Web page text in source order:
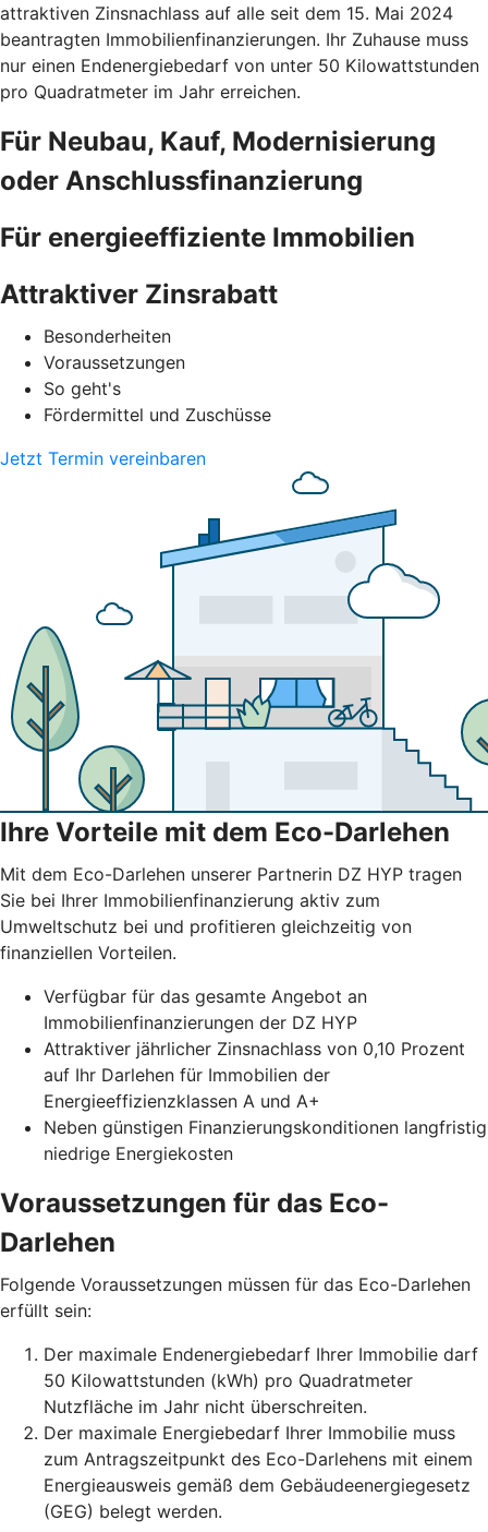
attraktiven Zinsnachlass auf alle seit dem 15. Mai 2024
beantragten Immobilienfinanzierungen. Ihr Zuhause muss
nur einen Endenergiebedarf von unter 50 Kilowattstunden
pro Quadratmeter im Jahr erreichen.
Für Neubau, Kauf, Modernisierung
oder Anschlussfinanzierung
Für energieeffiziente Immobilien
Attraktiver Zinsrabatt
Besonderheiten
Voraussetzungen
So geht's
Fördermittel und Zuschüsse
Jetzt Termin vereinbaren
Ihre Vorteile mit dem Eco-Darlehen
Mit dem Eco-Darlehen unserer Partnerin DZ HYP tragen
Sie bei Ihrer Immobilienfinanzierung aktiv zum
Umweltschutz bei und profitieren gleichzeitig von
finanziellen Vorteilen.
Verfügbar für das gesamte Angebot an
Immobilienfinanzierungen der DZ HYP
Attraktiver jährlicher Zinsnachlass von 0,10 Prozent
auf Ihr Darlehen für Immobilien der
Energieeffizienzklassen A und A+
Neben günstigen Finanzierungskonditionen langfristig
niedrige Energiekosten
Voraussetzungen für das Eco-
Darlehen
Folgende Voraussetzungen müssen für das Eco-Darlehen
erfüllt sein:
Der maximale Endenergiebedarf Ihrer Immobilie darf
50 Kilowattstunden (kWh) pro Quadratmeter
Nutzfläche im Jahr nicht überschreiten.
Der maximale Energiebedarf Ihrer Immobilie muss
zum Antragszeitpunkt des Eco-Darlehens mit einem
Energieausweis gemäß dem Gebäudeenergiegesetz
(GEG) belegt werden.